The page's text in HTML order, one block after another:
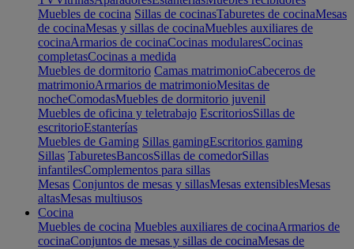
Muebles de cocina Sillas de cocinasTaburetes de cocinaMesas
de cocinaMesas y sillas de cocinaMuebles auxiliares de
cocinaArmarios de cocinaCocinas modularesCocinas
completasCocinas a medida
Muebles de dormitorio Camas matrimonioCabeceros de
matrimonioArmarios de matrimonioMesitas de
nocheComodasMuebles de dormitorio juvenil
Muebles de oficina y teletrabajo EscritoriosSillas de
escritorioEstanterías
Muebles de Gaming Sillas gamingEscritorios gaming
Sillas TaburetesBancosSillas de comedorSillas
infantilesComplementos para sillas
Mesas Conjuntos de mesas y sillasMesas extensiblesMesas
altasMesas multiusos
Cocina
Muebles de cocina Muebles auxiliares de cocinaArmarios de
cocinaConjuntos de mesas y sillas de cocinaMesas de